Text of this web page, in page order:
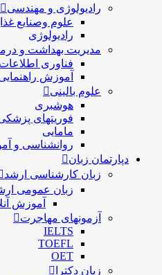
رادیولوژی و مهندسی
علوم وصنایع
رادیولوژی
مدیریت بهداشت و
فناوری
آموزش
علوم بالینی
هوشبری
فوریتهای
مامایی
روانشناسی و
دپارتمان زبان
زبان کارشناسی ارشد
زبان عمومی
آموزش
آزمونهای مهاجرت
IELTS
TOEFL
OET
زبان دکترا